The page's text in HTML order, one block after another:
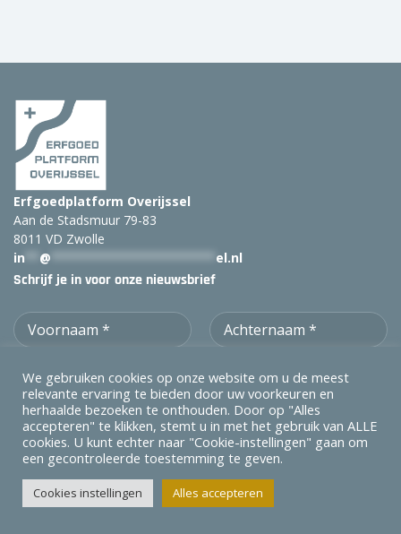
Erfgoedplatform Overijssel
Aan de Stadsmuur 79-83
8011 VD Zwolle
in
@ el.nl
Schrijf je in voor onze nieuwsbrief
In samenwerking met:
We gebruiken cookies op onze website om u de meest
relevante ervaring te bieden door uw voorkeuren en
herhaalde bezoeken te onthouden. Door op "Alles
accepteren" te klikken, stemt u in met het gebruik van ALLE
cookies. U kunt echter naar "Cookie-instellingen" gaan om
een ​​gecontroleerde toestemming te geven.
Cookies instellingen Alles accepteren